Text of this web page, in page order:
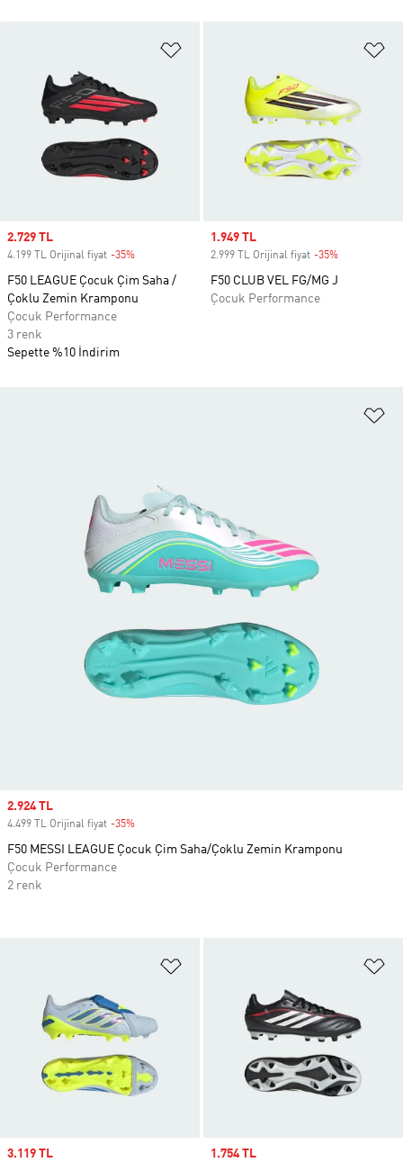
Sale price
2.729 TL
4.199 TL Orijinal fiyat -35%
F50 LEAGUE Çocuk Çim Saha /
Çoklu Zemin Kramponu
Çocuk Performance
3 renk
Sepette %10 İndirim
Sale price
1.949 TL
2.999 TL Orijinal fiyat -35%
F50 CLUB VEL FG/MG J
Çocuk Performance
Sale price
3.119 TL Sale price
1.754 TL
Sale price
2.924 TL
4.499 TL Orijinal fiyat -35%
F50 MESSI LEAGUE Çocuk Çim Saha/Çoklu Zemin Kramponu
Çocuk Performance
2 renk